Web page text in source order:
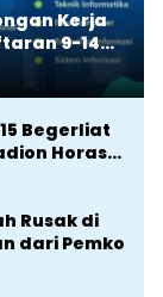
Kerja
9-14
Begerliat
Horas
Rusak di
dari Pemko